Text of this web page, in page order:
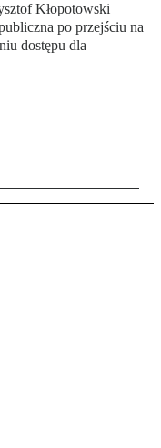
Kłopotowski
po przejściu na
dostępu dla